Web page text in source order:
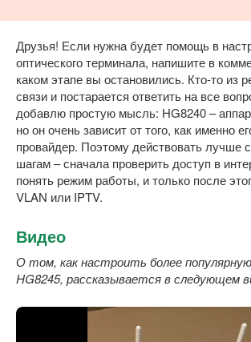
Друзья! Если нужна будет помощь в
оптического терминала, напишите в
каком этапе вы остановились. Кто-то из
связи и постарается ответить на все
добавлю простую мысль: HG8240 –
но он очень зависит от того, как именно
провайдер. Поэтому действовать лучше
шагам – сначала проверить доступ в
понять режим работы, и только после
VLAN или IPTV.
Видео
О том, как настроить более
HG8245, рассказывается в следующем